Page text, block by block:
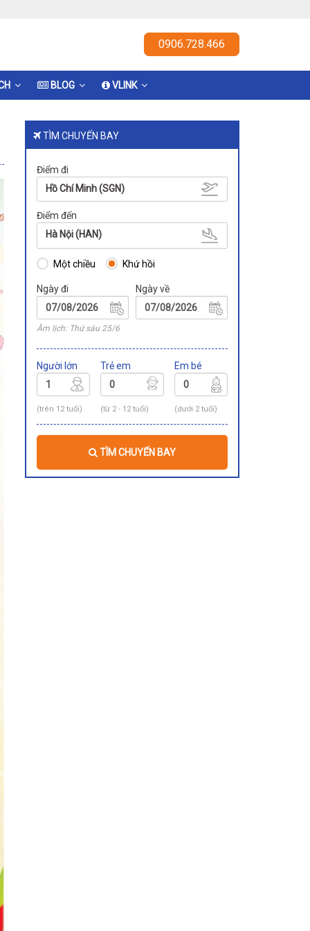
0906.728.466
BLOG VLINK
TÌM CHUYẾN BAY
Điểm đi
Hồ Chí Minh (SGN)
Điểm đến
Hà Nội (HAN)
Một chiều Khứ hồi
Ngày đi
Âm lịch: Thứ sáu 25/6
Ngày về
Người lớn
(trên 12 tuổi)
Trẻ em
(từ 2 - 12 tuổi)
Em bé
(dưới 2 tuổi)
TÌM CHUYẾN BAY